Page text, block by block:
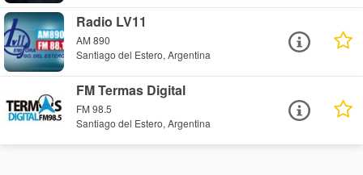
Radio LV11
AM 890
Santiago del Estero, Argentina
FM Termas Digital
FM 98.5
Santiago del Estero, Argentina